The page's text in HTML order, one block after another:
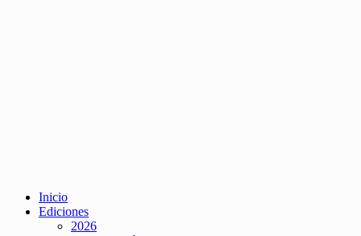
Inicio
Ediciones
2026